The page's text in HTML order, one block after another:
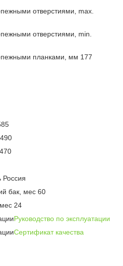
отверстиями, max.
отверстиями, min.
планками, мм 177
Россия
бак, мес 60
24
Руководство по эксплуатации
Сертификат качества